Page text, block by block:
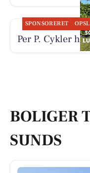
SPONSORERET
Per P. Cykler
BOLIGER
SUNDS